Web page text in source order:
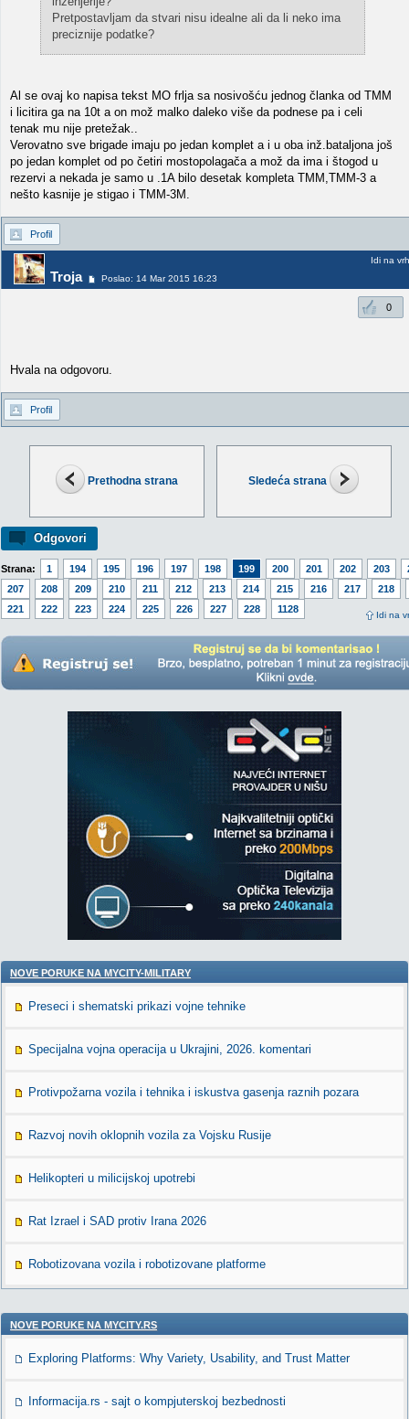
Prethodna strana Sledeća strana
Odgovori
Strana: 1 194 195 196 197 198 199 200 201 202 203
207
208 209 210 211 212 213 214 215 216 217
218
221
222 223 224 225 226 227 228 1128
Idi na
Pretpostavljam da stvari nisu idealne ali da li neko ima
preciznije podatke?
Al se ovaj ko napisa tekst MO frlja sa nosivošću jednog članka od TMM
i licitira ga na 10t a on mož malko daleko više da podnese pa i celi
tenak mu nije pretežak..
Verovatno sve brigade imaju po jedan komplet a i u oba inž.bataljona još
po jedan komplet od po četiri mostopolagača a mož da ima i štogod u
rezervi a nekada je samo u .1A bilo desetak kompleta TMM,TMM-3 a
nešto kasnije je stigao i TMM-3M.
Profil
Troja Poslao: 14 Mar 2015 16:23
Idi na vrh
0
Hvala na odgovoru.
Profil
NOVE PORUKE NA MYCITY-MILITARY
Preseci i shematski prikazi vojne tehnike
Specijalna vojna operacija u Ukrajini, 2026. komentari
Protivpožarna vozila i tehnika i iskustva gasenja raznih pozara
Razvoj novih oklopnih vozila za Vojsku Rusije
Helikopteri u milicijskoj upotrebi
Rat Izrael i SAD protiv Irana 2026
Robotizovana vozila i robotizovane platforme
NOVE PORUKE NA MYCITY.RS
Exploring Platforms: Why Variety, Usability, and Trust Matter
Informacija.rs - sajt o kompjuterskoj bezbednosti